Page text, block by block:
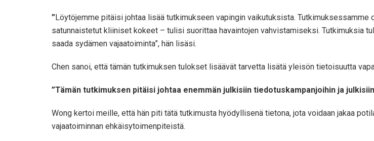
”Löytöjemme pitäisi johtaa lisää tutkimukseen vapingin vaikutuksista.
satunnaistetut kliiniset kokeet – tulisi suorittaa havaintojen vahvistamiseksi. Tutkimuksia
saada sydämen vajaatoiminta”, hän lisäsi.
Chen sanoi, että tämän tutkimuksen tulokset lisäävät tarvetta lisätä yleisön tietoisuutta
”Tämän tutkimuksen pitäisi johtaa enemmän julkisiin tiedotuskampanjoihin ja
Wong kertoi meille, että hän piti tätä tutkimusta hyödyllisenä tietona, jota voidaan jakaa
vajaatoiminnan ehkäisytoimenpiteistä.